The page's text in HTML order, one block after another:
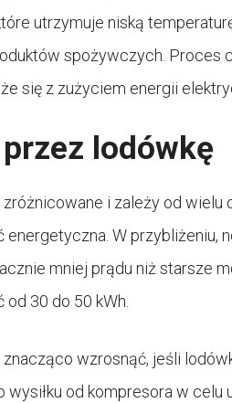
utrzymuje niską
spożywczych. Proces
się z zużyciem energii
lodówkę
i zależy od wielu
W przybliżeniu,
mniej prądu niż starsze
30 do 50 kWh.
wzrosnąć, jeśli
od kompresora w celu